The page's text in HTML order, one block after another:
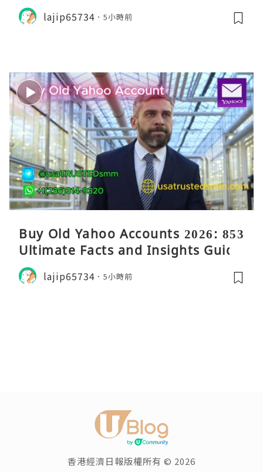
lajip65734 5小時前
Buy Old Yahoo Accounts 2026: 853
Ultimate Facts and Insights Guide
lajip65734 5小時前
香港經濟日報版權所有 © 2026